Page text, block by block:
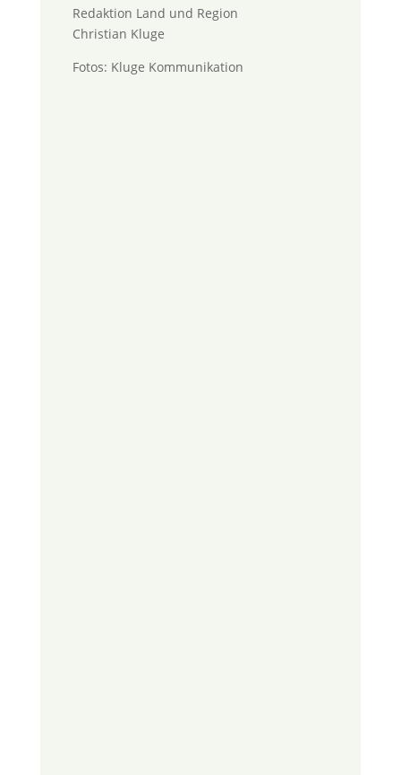
Redaktion Land und Region
Christian Kluge
Fotos: Kluge Kommunikation